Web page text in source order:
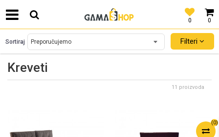
0
0
SIGURNO PLAĆANJE PLATNIM KARTICAMA!
(0)
Kreveti
Sortiraj Filteri
11 proizvoda